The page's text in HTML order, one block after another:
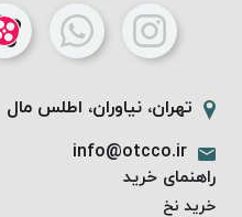
تهران، نیاوران، اطلس مال
info@otcco.ir
راهنمای خرید
خرید نخ